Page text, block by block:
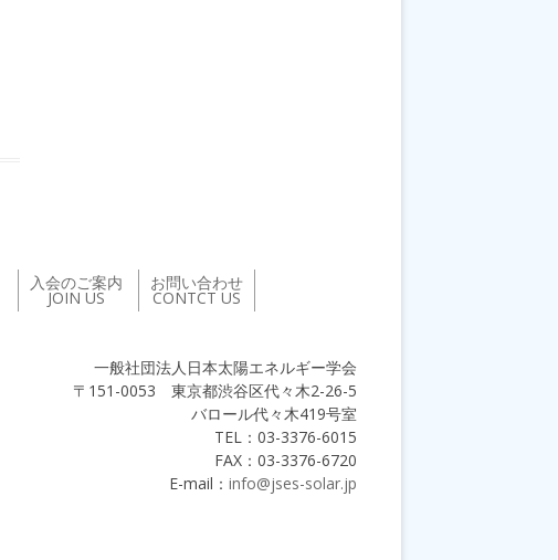
入会のご案内
JOIN US
お問い合わせ
CONTCT US
一般社団法人日本太陽エネルギー学会
〒151-0053 東京都渋谷区代々木2-26-5
バロール代々木419号室
TEL：03-3376-6015
FAX：03-3376-6720
E-mail： info@jses-solar.jp